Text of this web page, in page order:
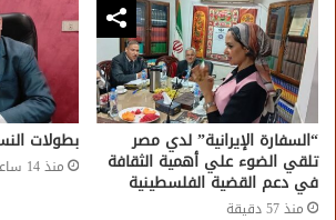
“السفارة الإيرانية” لدي مصر
تلقي الضوء علي أهمية الثقافة
في دعم القضية الفلسطينية
منذ 57 دقيقة
بطولات
منذ 14 ساعة